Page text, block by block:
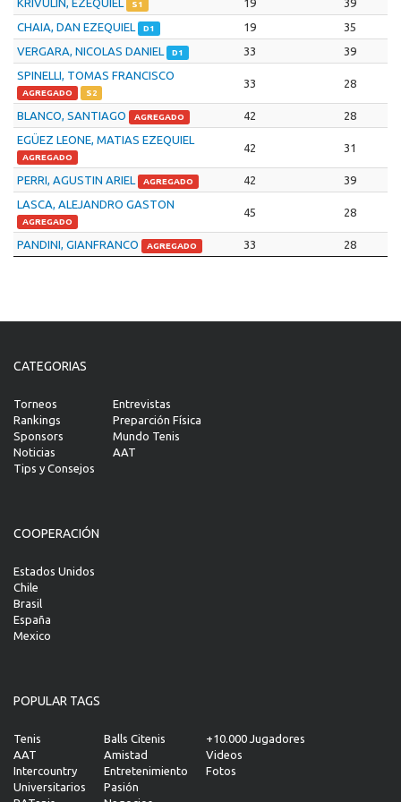
KRIVULIN, EZEQUIEL S1 19
39
CHAIA, DAN EZEQUIEL
D1 19
35
VERGARA, NICOLAS DANIEL
D1 33
39
SPINELLI, TOMAS FRANCISCO
AGREGADO S2
33 28
BLANCO, SANTIAGO AGREGADO 42
28
EGÜEZ LEONE, MATIAS EZEQUIEL
AGREGADO
42 31
PERRI, AGUSTIN ARIEL AGREGADO 42
39
LASCA, ALEJANDRO GASTON
AGREGADO
45 28
PANDINI, GIANFRANCO AGREGADO 33 28
CATEGORIAS
Torneos
Rankings
Sponsors
Noticias
Tips y Consejos
Entrevistas
Preparción Física
Mundo Tenis
AAT
COOPERACIÓN
Estados Unidos
Chile
Brasil
España
Mexico
POPULAR TAGS
Tenis
AAT
Intercountry
Universitarios
Balls Citenis
Amistad
Entretenimiento
Pasión
+10.000 Jugadores
Videos
Fotos